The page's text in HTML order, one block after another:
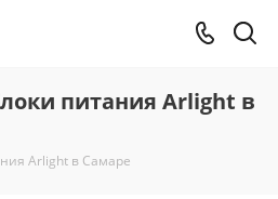
питания Arlight в
Arlight в Самаре